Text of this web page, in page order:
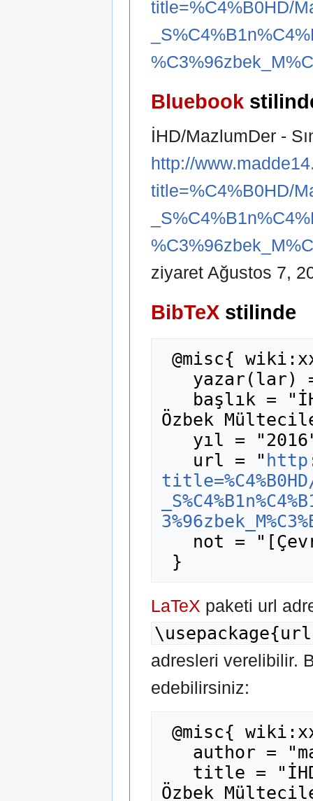
title=%C4%B0HD/
Bluebook
İHD/MazlumDer -
http://
title=%C4%B0HD/
ziyaret Ağustos 7,
BibTeX stilinde
@misc{ wiki:xxx,
Özbek
   url = "
LaTeX paketi url
adresleri verelibilir.
edebilirsiniz:
@misc{ wiki:xxx,
Özbek